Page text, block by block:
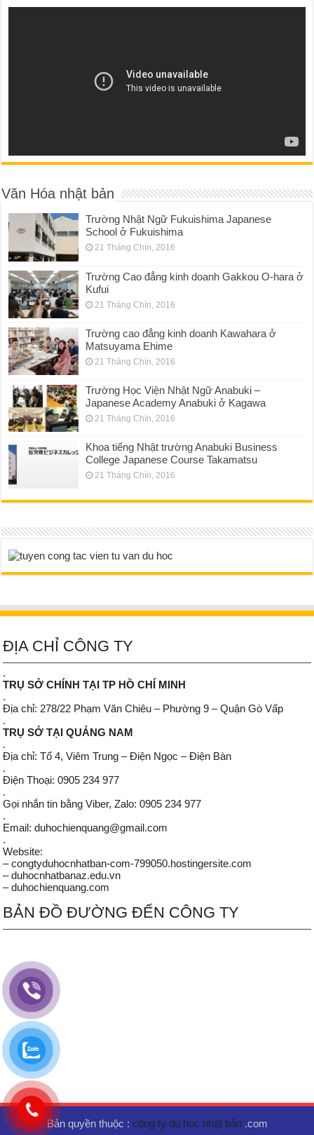
Văn Hóa nhật bản
Trường Nhật Ngữ Fukuishima Japanese
School ở Fukuishima
21 Tháng Chín, 2016
Trường Cao đẳng kinh doanh Gakkou O-hara ở
Kufui
21 Tháng Chín, 2016
Trường cao đẳng kinh doanh Kawahara ở
Matsuyama Ehime
21 Tháng Chín, 2016
Trường Học Viện Nhật Ngữ Anabuki –
Japanese Academy Anabuki ở Kagawa
21 Tháng Chín, 2016
Khoa tiếng Nhật trường Anabuki Business
College Japanese Course Takamatsu
21 Tháng Chín, 2016
ĐỊA CHỈ CÔNG TY
.
TRỤ SỞ CHÍNH TẠI TP HỒ CHÍ MINH
.
Địa chỉ: 278/22 Phạm Văn Chiêu – Phường 9 – Quận Gò Vấp
.
TRỤ SỞ TẠI QUẢNG NAM
.
Địa chỉ: Tổ 4, Viêm Trung – Điện Ngọc – Điện Bàn
.
Điện Thoại: 0905 234 977
.
Gọi nhắn tin bằng Viber, Zalo: 0905 234 977
.
Email: duhochienquang@gmail.com
.
Website:
– congtyduhocnhatban-com-799050.hostingersite.com
– duhocnhatbanaz.edu.vn
– duhochienquang.com
BẢN ĐỒ ĐƯỜNG ĐẾN CÔNG TY
Bản quyền thuộc : công ty du học nhật bản .com